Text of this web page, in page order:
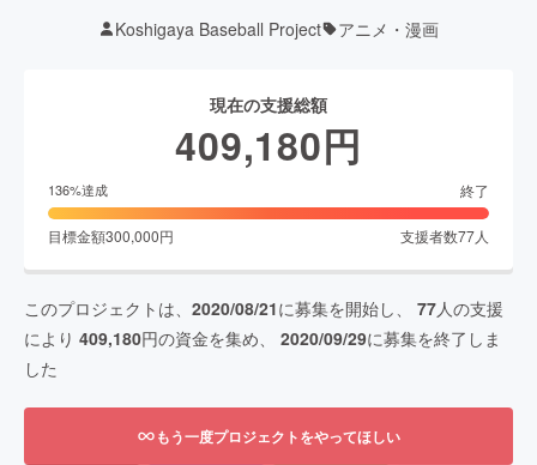
Koshigaya Baseball Project アニメ・漫画
現在の支援総額
409,180円
136%達成 終了
目標金額300,000円 支援者数77人
このプロジェクトは、 2020/08/21に募集を開始し、 77人の支援
により 409,180円の資金を集め、 2020/09/29に募集を終了しま
した
もう一度プロジェクトをやってほしい